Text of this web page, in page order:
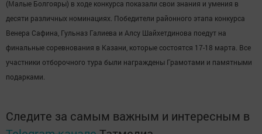
(Малые Болгояры) в ходе конкурса показали свои знания и умения в
десяти различных номинациях. Победители районного этапа конкурса
Венера Сафина, Гульназ Галиева и Алсу Шайхетдинова поедут на
финальные соревнования в Казани, которые состоятся 17-18 марта. Все
участники отборочного тура были награждены Грамотами и памятными
подарками.
Следите за самым важным и интересным в